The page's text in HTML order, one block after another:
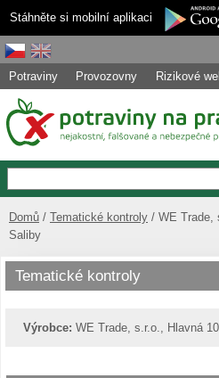
Stáhněte si mobilní aplikaci
Potraviny Provozovny Rizikové
Domů Tematické kontroly
WE Trade,
Saliby
Tematické kontroly
Výrobce: WE Trade, s.r.o., Hlavná